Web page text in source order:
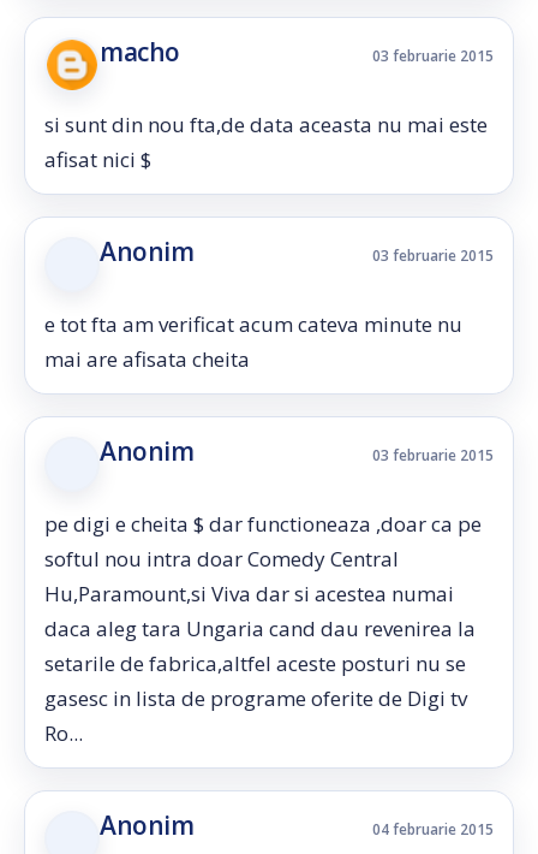
macho 03 februarie 2015
si sunt din nou fta,de data aceasta nu mai este
afisat nici $
Anonim 03 februarie 2015
e tot fta am verificat acum cateva minute nu
mai are afisata cheita
Anonim 03 februarie 2015
pe digi e cheita $ dar functioneaza ,doar ca pe
softul nou intra doar Comedy Central
Hu,Paramount,si Viva dar si acestea numai
daca aleg tara Ungaria cand dau revenirea la
setarile de fabrica,altfel aceste posturi nu se
gasesc in lista de programe oferite de Digi tv
Ro...
Anonim 04 februarie 2015